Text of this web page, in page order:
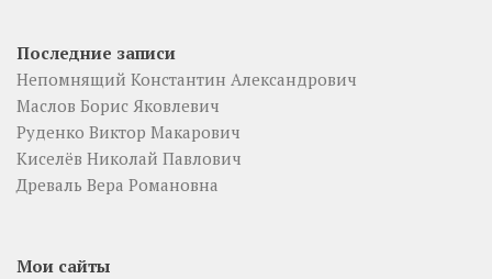
Последние записи
Непомнящий Константин Александрович
Маслов Борис Яковлевич
Руденко Виктор Макарович
Киселёв Николай Павлович
Древаль Вера Романовна
Мои сайты